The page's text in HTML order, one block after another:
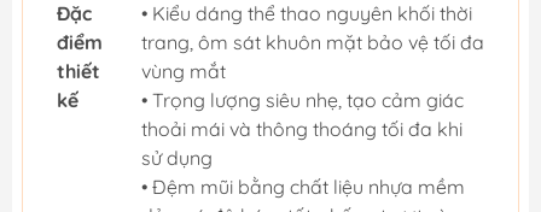
Đặc
điểm
thiết
kế
• Kiểu dáng thể thao nguyên khối thời
trang, ôm sát khuôn mặt bảo vệ tối đa
vùng mắt
• Trọng lượng siêu nhẹ, tạo cảm giác
thoải mái và thông thoáng tối đa khi
sử dụng
• Đệm mũi bằng chất liệu nhựa mềm